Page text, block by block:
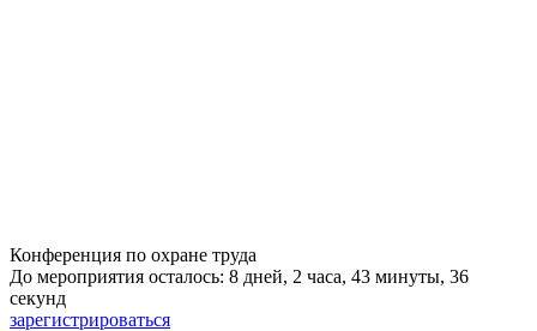
Конференция по охране труда
До мероприятия осталось: 8 дней, 2 часа, 43 минуты, 35
секунд
зарегистрироваться